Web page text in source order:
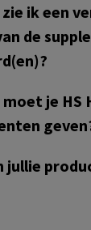
ik een
de
je HS
jullie